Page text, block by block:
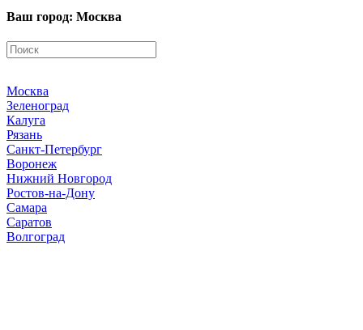
Ваш город: Москва
Москва
Зеленоград
Калуга
Рязань
Санкт-Петербург
Воронеж
Нижний Новгород
Ростов-на-Дону
Самара
Саратов
Волгоград